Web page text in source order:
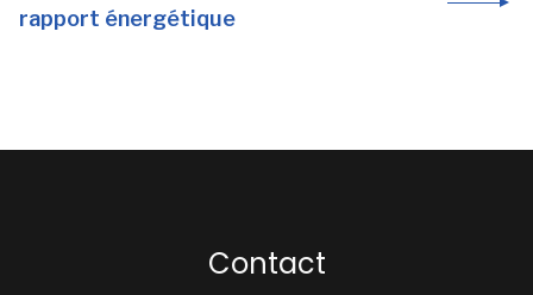
rapport énergétique
Contact